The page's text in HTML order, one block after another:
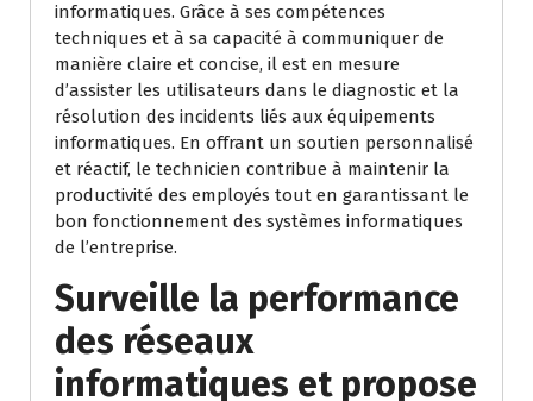
informatiques. Grâce à ses compétences
techniques et à sa capacité à communiquer de
manière claire et concise, il est en mesure
d’assister les utilisateurs dans le diagnostic et la
résolution des incidents liés aux équipements
informatiques. En offrant un soutien personnalisé
et réactif, le technicien contribue à maintenir la
productivité des employés tout en garantissant le
bon fonctionnement des systèmes informatiques
de l’entreprise.
Surveille la performance
des réseaux
informatiques et propose